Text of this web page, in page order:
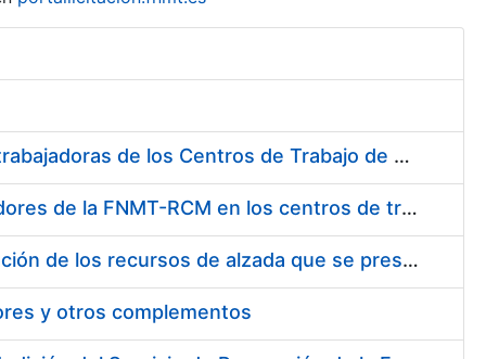
Suministro de Protectores Auditivos a medida para las personas trabajadoras de los Centros de Trabajo de Madrid y Burgos
Suministro de gafas graduadas antiproyecciones para los trabajadores de la FNMT-RCM en los centros de trabajo de Madrid y Burgos
Servicios de una empresa externa para el asesoramiento y resolución de los recursos de alzada que se presentan relacionados con procesos de selección para la FNMT-RCM
y otros complementos